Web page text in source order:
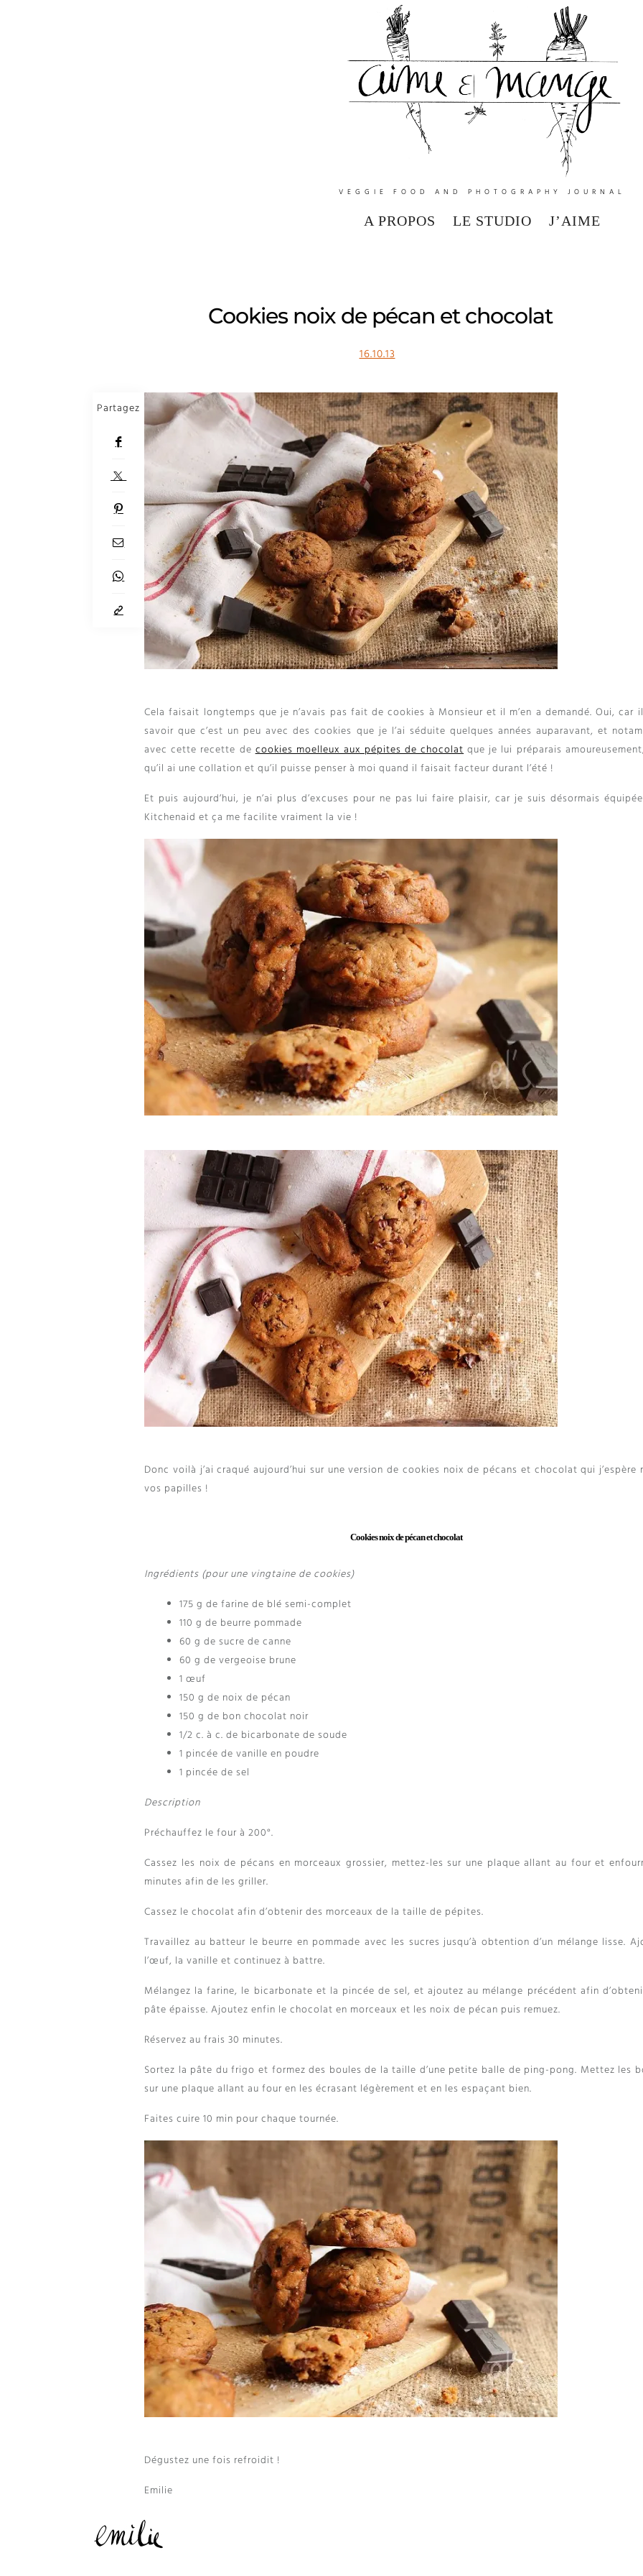
VEGGIE FOOD AND PHOTOGRAPHY JOURNAL
A PROPOS LE STUDIO J’AIME
Cookies noix de pécan et chocolat
16.10.13
Partagez
Cela faisait longtemps que je n’avais pas fait de cookies à Monsieur et il m’en a demandé. Oui, car
savoir que c’est un peu avec des cookies que je l’ai séduite quelques années auparavant, et
avec cette recette decookies moelleux aux pépites de chocolatque je lui préparais
qu’il ai une collation et qu’il puisse penser à moi quand il faisait facteur durant l’été !
Et puis aujourd’hui, je n’ai plus d’excuses pour ne pas lui faire plaisir, car je suis désormais équipée
Kitchenaid et ça me facilite vraiment la vie !
Donc voilà j’ai craqué aujourd’hui sur une version de cookies noix de pécans et chocolat qui j’espère
vos papilles !
Cookies noix de pécan et chocolat
Ingrédients (pour une vingtaine de cookies)
175 g de farine de blé semi-complet
110 g de beurre pommade
60 g de sucre de canne
60 g de vergeoise brune
1 œuf
150 g de noix de pécan
150 g de bon chocolat noir
1/2 c. à c. de bicarbonate de soude
1 pincée de vanille en poudre
1 pincée de sel
Description
Préchauffez le four à 200°.
Cassez les noix de pécans en morceaux grossier, mettez-les sur une plaque allant au four et
minutes afin de les griller.
Cassez le chocolat afin d’obtenir des morceaux de la taille de pépites.
Travaillez au batteur le beurre en pommade avec les sucres jusqu’à obtention d’un mélange lisse.
l’œuf, la vanille et continuez à battre.
Mélangez la farine, le bicarbonate et la pincée de sel, et ajoutez au mélange précédent afin
pâte épaisse. Ajoutez enfin le chocolat en morceaux et les noix de pécan puis remuez.
Réservez au frais 30 minutes.
Sortez la pâte du frigo et formez des boules de la taille d’une petite balle de ping-pong. Mettez les
sur une plaque allant au four en les écrasant légèrement et en les espaçant bien.
Faites cuire 10 min pour chaque tournée.
Dégustez une fois refroidit !
Emilie